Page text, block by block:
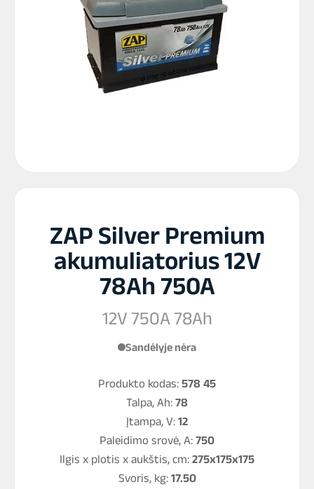
ZAP Silver Premium
akumuliatorius 12V
78Ah 750A
12V 750A 78Ah
Sandėlyje nėra
Produkto kodas: 578 45
Talpa, Ah: 78
Įtampa, V: 12
Paleidimo srovė, A: 750
Ilgis x plotis x aukštis, cm: 275x175x175
Svoris, kg: 17.50